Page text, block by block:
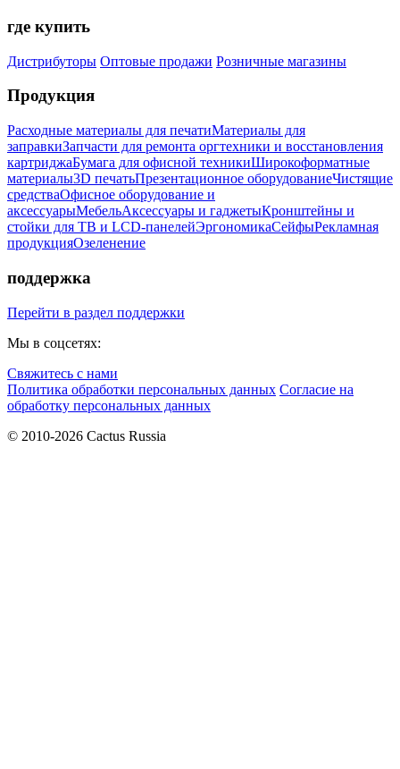
где купить
Дистрибуторы Оптовые продажи Розничные магазины
Продукция
Расходные материалы для печатиМатериалы для
заправкиЗапчасти для ремонта оргтехники и восстановления
картриджаБумага для офисной техникиШирокоформатные
материалы3D печатьПрезентационное оборудованиеЧистящие
средстваОфисное оборудование и
аксессуарыМебельАксессуары и гаджетыКронштейны и
стойки для ТВ и LCD-панелейЭргономикаСейфыРекламная
продукцияОзеленение
поддержка
Перейти в раздел поддержки
Мы в соцсетях:
Свяжитесь с нами
Политика обработки персональных данных Согласие на
обработку персональных данных
© 2010-2026 Cactus Russia